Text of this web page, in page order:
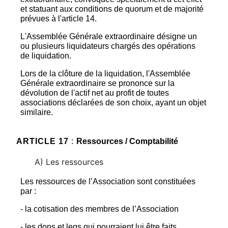
et statuant aux conditions de quorum et de majorité
prévues à l'article 14.
L'Assemblée Générale extraordinaire désigne un
ou plusieurs liquidateurs chargés des opérations
de liquidation.
Lors de la clôture de la liquidation, l'Assemblée
Générale extraordinaire se prononce sur la
dévolution de l'actif net au profit de toutes
associations déclarées de son choix, ayant un objet
similaire.
ARTICLE 17 : Ressources / Comptabilité
A) Les ressources
Les ressources de l’Association sont constituées
par :
- la cotisation des membres de l’Association